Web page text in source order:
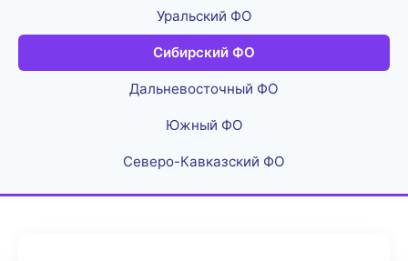
Уральский ФО
Сибирский ФО
Дальневосточный ФО
Южный ФО
Северо-Кавказский ФО